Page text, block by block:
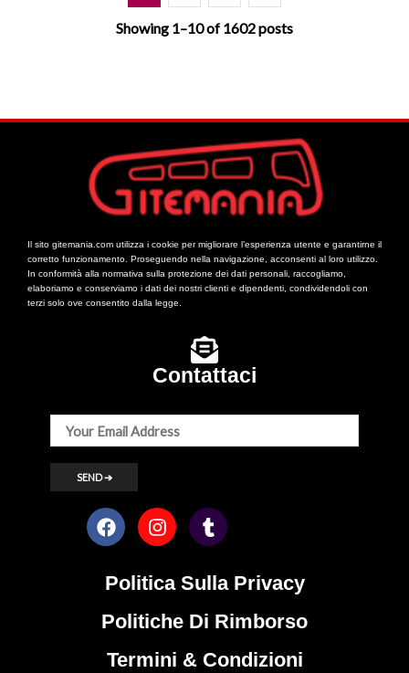
Showing 1–10 of 1602 posts
Il sito gitemania.com utilizza i cookie per migliorare l’esperienza utente e garantirne il
corretto funzionamento. Proseguendo nella navigazione, acconsenti al loro utilizzo.
In conformità alla normativa sulla protezione dei dati personali, raccogliamo,
elaboriamo e conserviamo i dati dei nostri clienti e dipendenti, condividendoli con
terzi solo ove consentito dalla legge.
Contattaci
Politica Sulla Privacy
Politiche Di Rimborso
Termini & Condizioni